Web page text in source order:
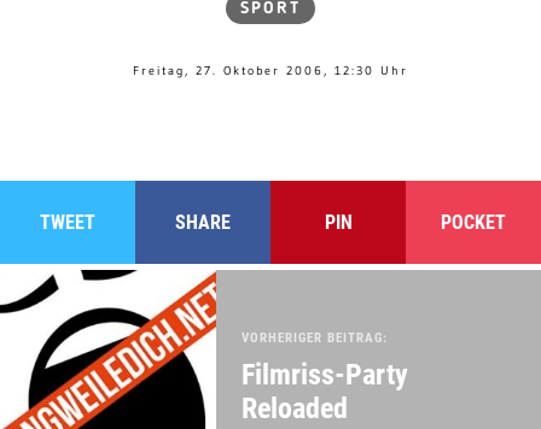
SPORT
Freitag, 27. Oktober 2006, 12:30 Uhr
TWEET SHARE PIN POCKET
VORHERIGER BEITRAG:
Filmriss-Party
Reloaded